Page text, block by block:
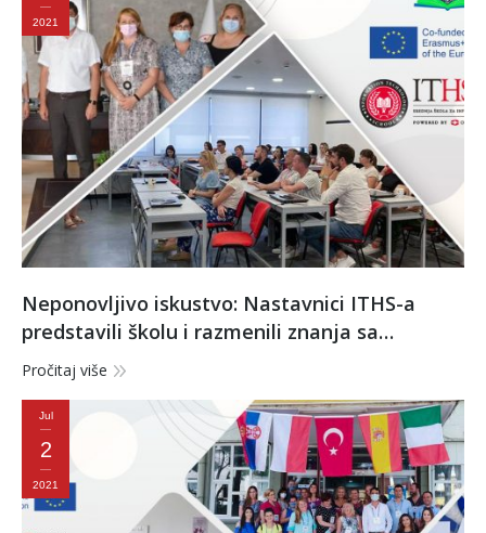
2021
Neponovljivo iskustvo: Nastavnici ITHS-a
predstavili školu i razmenili znanja sa
kolegama iz drugih zemalja u Turskoj
Pročitaj više
Jul
2
2021